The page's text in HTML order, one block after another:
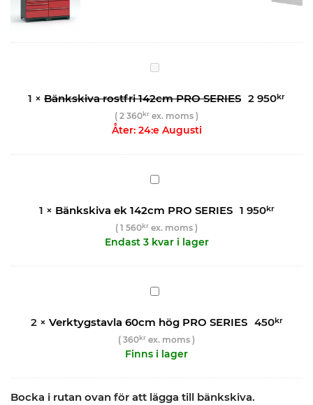
Bänkskiva
142cm
PRO
SERIES
1 × Bänkskiva rostfri 142cm PRO SERIES 2 950kr
( 2 360kr ex. moms )
Åter: 24:e Augusti
Bänkskiva
142cm
PRO
SERIES
1 × Bänkskiva ek 142cm PRO SERIES 1 950kr
( 1 560kr ex. moms )
Endast 3 kvar i lager
Verktygstavla
hög
PRO
SERIES
2× Verktygstavla 60cm hög PRO SERIES 450kr
( 360kr ex. moms )
Finns i lager
Bocka i rutan ovan för att lägga till bänkskiva.